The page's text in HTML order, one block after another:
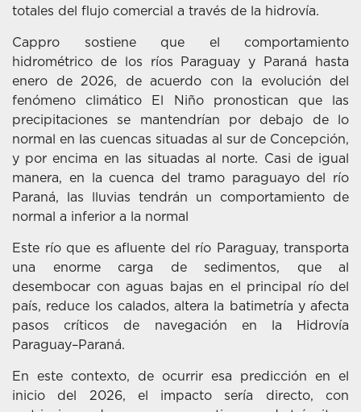
totales del flujo comercial a través de la hidrovía.
Cappro sostiene que el comportamiento
hidrométrico de los ríos Paraguay y Paraná hasta
enero de 2026, de acuerdo con la evolución del
fenómeno climático El Niño pronostican que las
precipitaciones se mantendrían por debajo de lo
normal en las cuencas situadas al sur de Concepción,
y por encima en las situadas al norte. Casi de igual
manera, en la cuenca del tramo paraguayo del río
Paraná, las lluvias tendrán un comportamiento de
normal a inferior a la normal
Este río que es afluente del río Paraguay, transporta
una enorme carga de sedimentos, que al
desembocar con aguas bajas en el principal río del
país, reduce los calados, altera la batimetría y afecta
pasos críticos de navegación en la Hidrovía
Paraguay–Paraná.
En este contexto, de ocurrir esa predicción en el
inicio del 2026, el impacto sería directo, con